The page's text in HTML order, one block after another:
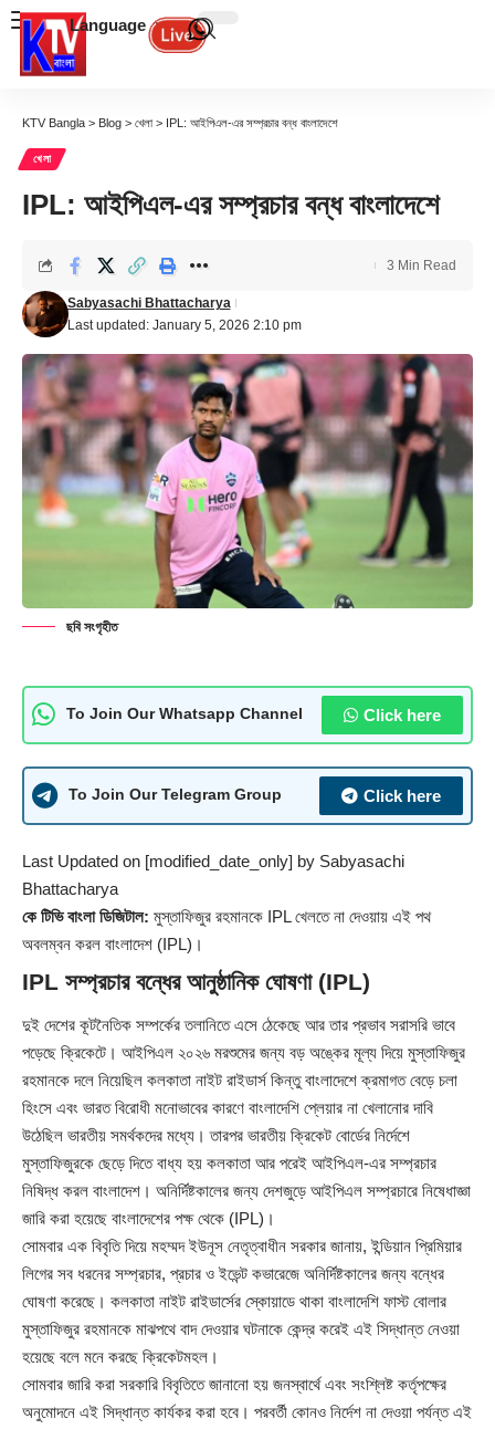
Language
KTV Bangla > Blog > খেলা > IPL: আইপিএল-এর সম্প্রচার বন্ধ বাংলাদেশে
খেলা
IPL: আইপিএল-এর সম্প্রচার বন্ধ বাংলাদেশে
Last updated: January 5, 2026 2:10 pm
Sabyasachi Bhattacharya
3 Min Read
ছবি সংগৃহীত
To Join Our Whatsapp Channel Click here
To Join Our Telegram Group Click here
Last Updated on [modified_date_only] by Sabyasachi
Bhattacharya
কে টিভি বাংলা ডিজিটাল: মুস্তাফিজুর রহমানকে IPL খেলতে না দেওয়ায় এই পথ
অবলম্বন করল বাংলাদেশ (IPL)।
IPL সম্প্রচার বন্ধের আনুষ্ঠানিক ঘোষণা (IPL)
দুই দেশের কূটনৈতিক সম্পর্কের তলানিতে এসে ঠেকেছে আর তার প্রভাব সরাসরি ভাবে
পড়েছে ক্রিকেটে। আইপিএল ২০২৬ মরশুমের জন্য বড় অঙ্কের মূল্য দিয়ে মুস্তাফিজুর
রহমানকে দলে নিয়েছিল কলকাতা নাইট রাইডার্স কিন্তু বাংলাদেশে ক্রমাগত বেড়ে চলা
হিংসে এবং ভারত বিরোধী মনোভাবের কারণে বাংলাদেশি প্লেয়ার না খেলানোর দাবি
উঠেছিল ভারতীয় সমর্থকদের মধ্যে। তারপর ভারতীয় ক্রিকেট বোর্ডের নির্দেশে
মুস্তাফিজুরকে ছেড়ে দিতে বাধ্য হয় কলকাতা আর পরেই আইপিএল-এর সম্প্রচার
নিষিদ্ধ করল বাংলাদেশ। অনির্দিষ্টকালের জন্য দেশজুড়ে আইপিএল সম্প্রচারে নিষেধাজ্ঞা
জারি করা হয়েছে বাংলাদেশের পক্ষ থেকে (IPL)।
সোমবার এক বিবৃতি দিয়ে মহম্মদ ইউনূস নেতৃত্বাধীন সরকার জানায়, ইন্ডিয়ান প্রিমিয়ার
লিগের সব ধরনের সম্প্রচার, প্রচার ও ইভেন্ট কভারেজে অনির্দিষ্টকালের জন্য বন্ধের
ঘোষণা করেছে। কলকাতা নাইট রাইডার্সের স্কোয়াডে থাকা বাংলাদেশি ফাস্ট বোলার
মুস্তাফিজুর রহমানকে মাঝপথে বাদ দেওয়ার ঘটনাকে কেন্দ্র করেই এই সিদ্ধান্ত নেওয়া
হয়েছে বলে মনে করছে ক্রিকেটমহল।
সোমবার জারি করা সরকারি বিবৃতিতে জানানো হয় জনস্বার্থে এবং সংশ্লিষ্ট কর্তৃপক্ষের
অনুমোদনে এই সিদ্ধান্ত কার্যকর করা হবে। পরবর্তী কোনও নির্দেশ না দেওয়া পর্যন্ত এই